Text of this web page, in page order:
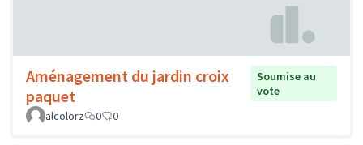
Aménagement du jardin croix
paquet
Soumise au
vote
alcolorz
0 0